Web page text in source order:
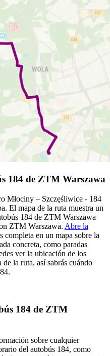
184 de ZTM Warszawa
Młociny – Szczęśliwice - 184
El mapa de la ruta muestra un
184 de ZTM Warszawa
ZTM Warszawa. Abre la
completa en un mapa sobre la
concreta, como paradas
ver la ubicación de los
la ruta, así sabrás cuándo
184 de ZTM
sobre cualquier
del autobús 184, como